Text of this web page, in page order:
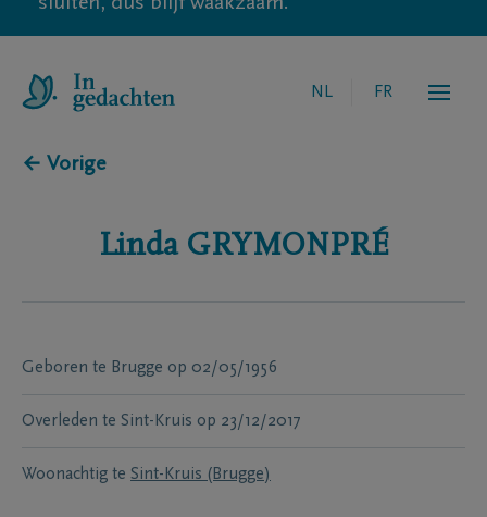
NL FR
← Vorige
Linda GRYMONPRÉ
Geboren te Brugge op 02/05/1956
Overleden te Sint-Kruis op 23/12/2017
Woonachtig te Sint-Kruis (Brugge)